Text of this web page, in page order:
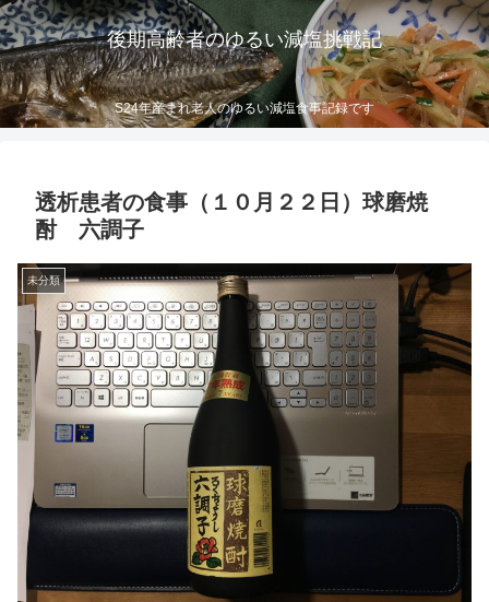
後期高齢者のゆるい減塩挑戦記
S24年産まれ老人のゆるい減塩食事記録です
透析患者の食事（１０月２２日）球磨焼
酎 六調子
未分類